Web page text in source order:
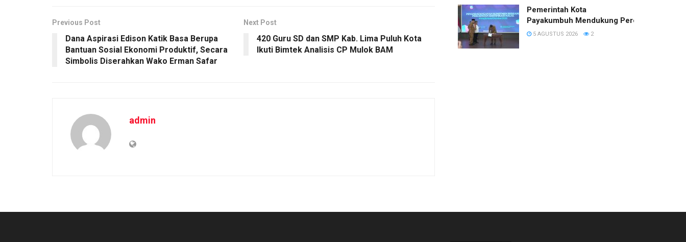
Previous Post
Dana Aspirasi Edison Katik Basa Berupa
Bantuan Sosial Ekonomi Produktif, Secara
Simbolis Diserahkan Wako Erman Safar
Next Post
420 Guru SD dan SMP Kab. Lima Puluh Kota
Ikuti Bimtek Analisis CP Mulok BAM
admin
Pemerintah Kota
Payakumbuh Mendukung Percepatan
5 AGUSTUS 2026 2